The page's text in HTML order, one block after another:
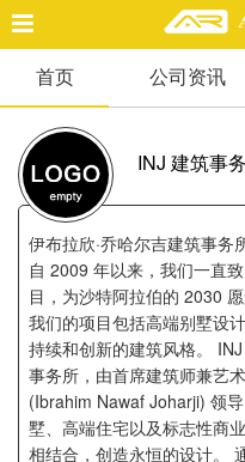
精选案例
建 筑
景 观
室 内
视 频
头条资讯
业 界
机 构
人 物
地 产
首页 公司资讯
INJ 建筑事
伊布拉欣·乔哈尔吉建筑事
自 2009 年以来，我们一直
目，为沙特阿拉伯的 2030
我们的项目包括高端别墅设
持续和创新的建筑风格。
事务所，由首席建筑师兼艺
(Ibrahim Nawaf Joharji) 领
墅、高端住宅以及标志性商
相结合，创造永恒的设计。